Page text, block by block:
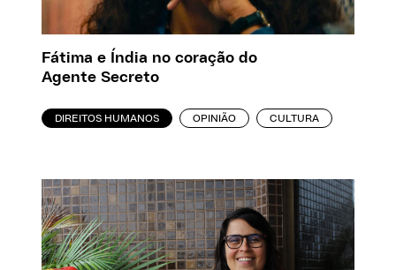
Fátima e Índia no coração do
Agente Secreto
DIREITOS HUMANOS OPINIÃO CULTURA